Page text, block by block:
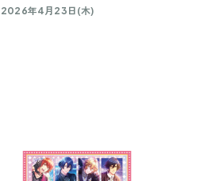
2026年4月23日(木)